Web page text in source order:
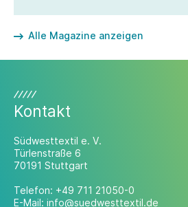
TEXHUB: Die ersten Erweiterungen
Alle Magazine anzeigen
Kontakt
Südwesttextil e. V.
Türlenstraße 6
70191 Stuttgart
Telefon: +49 711 21050-0
E-Mail: info@suedwesttextil.de